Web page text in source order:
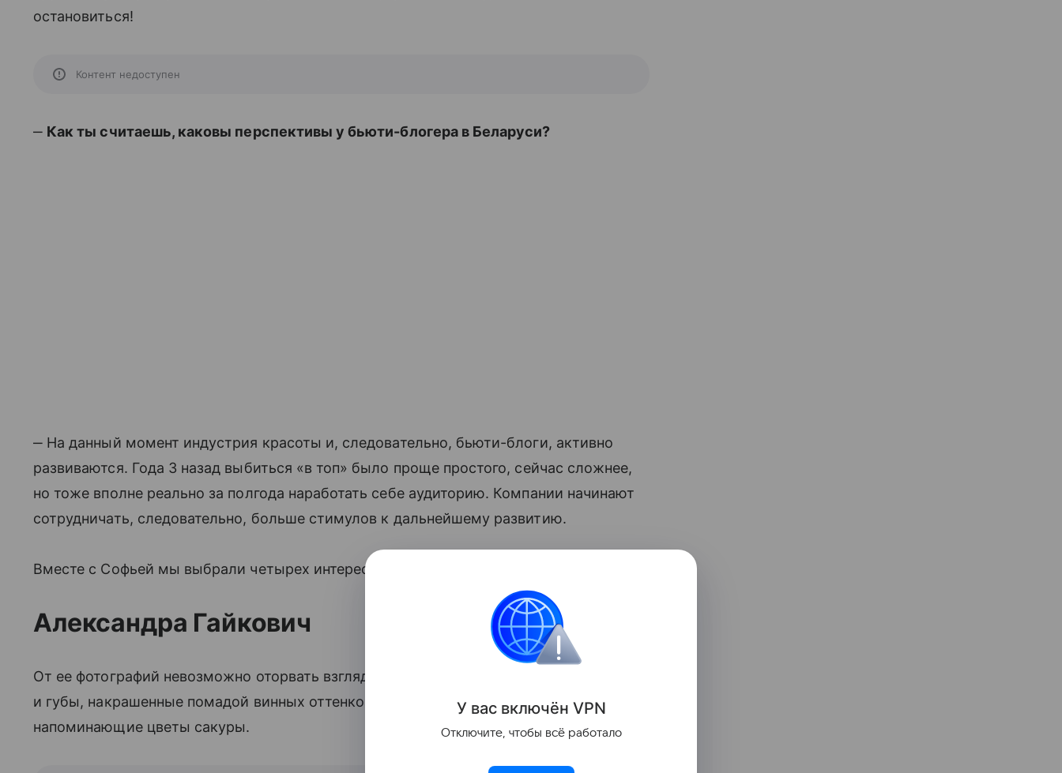
остановиться!
Контент недоступен
‒ Как ты считаешь, каковы перспективы у бьюти-блогера в Беларуси?
‒ На данный момент индустрия красоты и, следовательно, бьюти-блоги, активно
развиваются. Года 3 назад выбиться «в топ» было проще простого, сейчас сложнее,
но тоже вполне реально за полгода наработать себе аудиторию. Компании начинают
сотрудничать, следовательно, больше стимулов к дальнейшему развитию.
Вместе с Софьей мы выбрали четырех интересных белорусских бьюти-блогеров.
Александра Гайкович
От ее фотографий невозможно оторвать взгляд. Нет, правда: тут и роскошные селфи,
и губы, накрашенные помадой винных оттенков, и опавшие осенние листья,
напоминающие цветы сакуры.
У вас включён VPN
Отключите, чтобы всё работало